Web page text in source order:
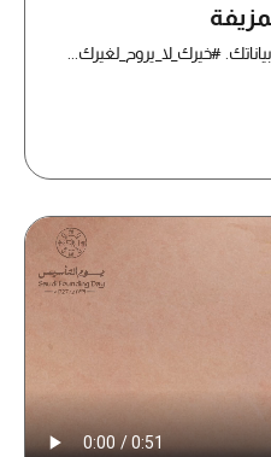
#خيرك_لا_يروح_لغيرك...